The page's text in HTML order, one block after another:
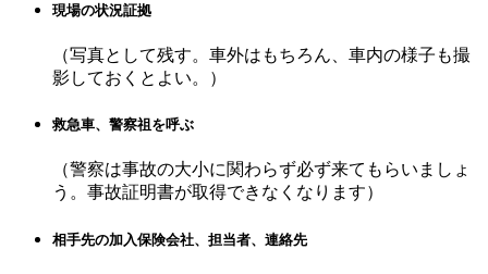
現場の状況証拠
（写真として残す。車外はもちろん、車内の様子も撮
影しておくとよい。）
救急車、警察祖を呼ぶ
（警察は事故の大小に関わらず必ず来てもらいましょ
う。事故証明書が取得できなくなります）
相手先の加入保険会社、担当者、連絡先